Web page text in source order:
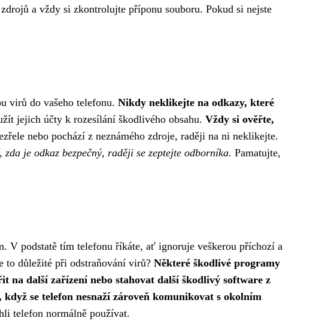
a vždy si zkontrolujte příponu souboru. Pokud si nejste
virů do vašeho telefonu. Nikdy neklikejte na odkazy, které
jejich účty k rozesílání škodlivého obsahu. Vždy si ověřte,
nebo pochází z neznámého zdroje, raději na ni neklikejte.
je odkaz bezpečný, raději se zeptejte odborníka. Pamatujte,
V podstatě tím telefonu říkáte, ať ignoruje veškerou příchozí a
to důležité při odstraňování virů? Některé škodlivé programy
na další zařízení nebo stahovat další škodlivý software z
se telefon nesnaží zároveň komunikovat s okolním
telefon normálně používat.